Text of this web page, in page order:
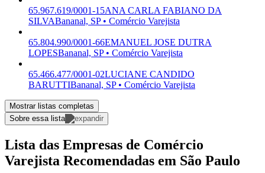
65.967.619/0001-15ANA CARLA FABIANO DA
SILVABananal, SP • Comércio Varejista
65.804.990/0001-66EMANUEL JOSE DUTRA
LOPESBananal, SP • Comércio Varejista
65.466.477/0001-02LUCIANE CANDIDO
BARUTTIBananal, SP • Comércio Varejista
Mostrar listas completas
Sobre essa lista
Lista das Empresas de Comércio
Varejista Recomendadas em São Paulo